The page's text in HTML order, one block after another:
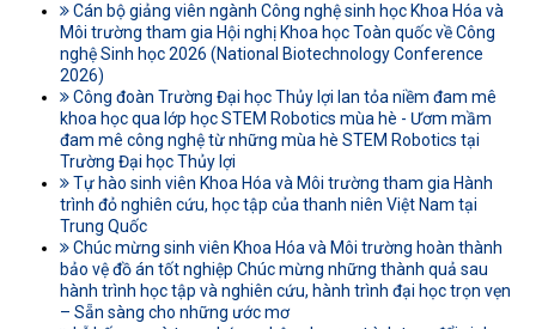
Cán bộ giảng viên ngành Công nghệ sinh học Khoa Hóa và
Môi trường tham gia Hội nghị Khoa học Toàn quốc về Công
nghệ Sinh học 2026 (National Biotechnology Conference
2026)
Công đoàn Trường Đại học Thủy lợi lan tỏa niềm đam mê
khoa học qua lớp học STEM Robotics mùa hè - Ươm mầm
đam mê công nghệ từ những mùa hè STEM Robotics tại
Trường Đại học Thủy lợi
Tự hào sinh viên Khoa Hóa và Môi trường tham gia Hành
trình đỏ nghiên cứu, học tập của thanh niên Việt Nam tại
Trung Quốc
Chúc mừng sinh viên Khoa Hóa và Môi trường hoàn thành
bảo vệ đồ án tốt nghiệp Chúc mừng những thành quả sau
hành trình học tập và nghiên cứu, hành trình đại học trọn vẹn
– Sẵn sàng cho những ước mơ